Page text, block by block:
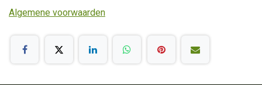
Algemene voorwaarden